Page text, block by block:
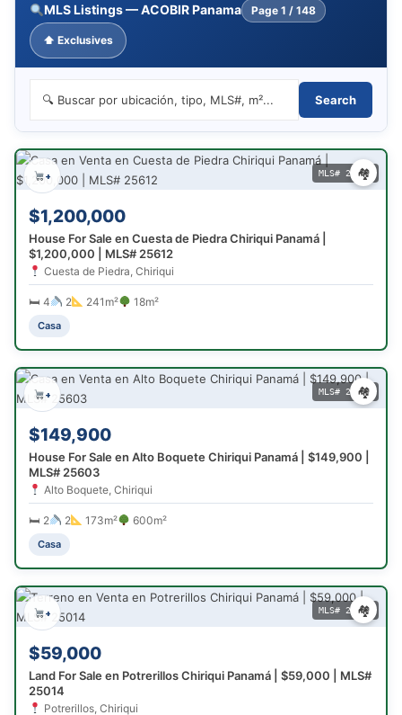
MLS Listings — ACOBIR Panama Page1 / 148
⬆ Exclusives
Search
MLS# 25612
🏘
$1,200,000
House For Sale en Cuesta de Piedra Chiriqui Panamá |
$1,200,000 | MLS# 25612
Cuesta de Piedra, Chiriqui
🛏 4 2 241m² 18m²
Casa
+
MLS# 25603
🏘
$149,900
House For Sale en Alto Boquete Chiriqui Panamá | $149,900 |
MLS# 25603
Alto Boquete, Chiriqui
🛏 2 2 173m² 600m²
Casa
+
MLS# 25014
🏘
$59,000
Land For Sale en Potrerillos Chiriqui Panamá | $59,000 | MLS#
25014
Potrerillos, Chiriqui
+